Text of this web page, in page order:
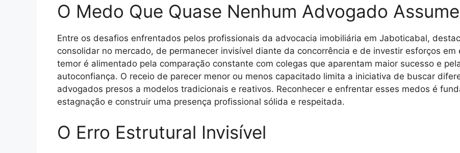
O Medo Que Quase Nenhum Advogado Assume
Entre os desafios enfrentados pelos profissionais da advocacia imobiliária em Jaboticabal,
consolidar no mercado, de permanecer invisível diante da concorrência e de investir esforços
temor é alimentado pela comparação constante com colegas que aparentam maior sucesso e
autoconfiança. O receio de parecer menor ou menos capacitado limita a iniciativa de buscar
advogados presos a modelos tradicionais e reativos. Reconhecer e enfrentar esses medos é
estagnação e construir uma presença profissional sólida e respeitada.
O Erro Estrutural Invisível